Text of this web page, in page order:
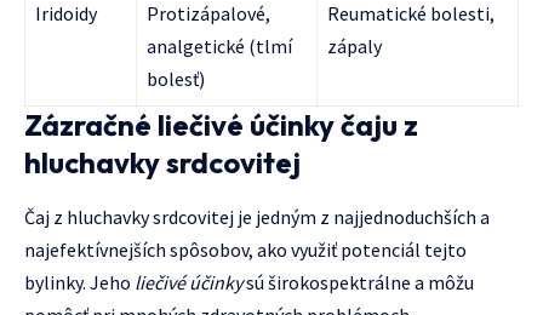
Iridoidy
Protizápalové,
analgetické (tlmí
bolesť)
Reumatické bolesti,
zápaly
Zázračné liečivé účinky čaju z
hluchavky srdcovitej
Čaj z hluchavky srdcovitej je jedným z najjednoduchších a
najefektívnejších spôsobov, ako využiť potenciál tejto
bylinky. Jeho liečivé účinkysú širokospektrálne a môžu